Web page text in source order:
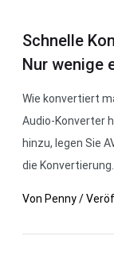
Schnelle
Nur wenige
Wie konvertiert
Audio-Konverter
hinzu, legen Sie
die Konvertierung.
Von Penny/